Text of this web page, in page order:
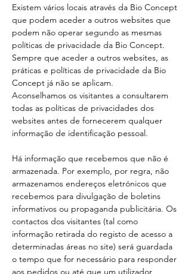
Existem vários locais através da Bio Concept
que podem aceder a outros websites que
podem não operar segundo as mesmas
políticas de privacidade da Bio Concept.
Sempre que aceder a outros websites, as
práticas e políticas de privacidade da Bio
Concept já não se aplicam.
Aconselhamos os visitantes a consultarem
todas as políticas de privacidades dos
websites antes de fornecerem qualquer
informação de identificação pessoal.
Há informação que recebemos que não é
armazenada. Por exemplo, por regra, não
armazenamos endereços eletrónicos que
recebemos para divulgação de boletins
informativos ou propaganda publicitária. Os
contactos dos visitantes (tal como
informação retirada do registo de acesso a
determinadas áreas no site) será guardada
o tempo que for necessário para responder
aos pedidos ou até que um utilizador